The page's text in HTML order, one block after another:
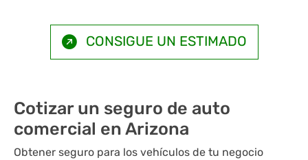
CONSIGUE UN ESTIMADO
Cotizar un seguro de auto
comercial en Arizona
Obtener seguro para los vehículos de tu negocio